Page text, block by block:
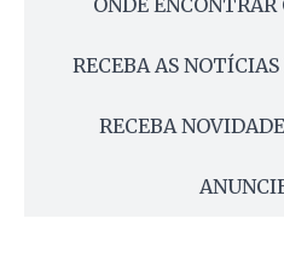
RECEBA AS
RECEBA